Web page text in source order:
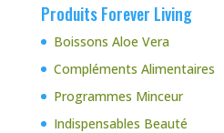
Produits Forever Living
Boissons Aloe Vera
Compléments Alimentaires
Programmes Minceur
Indispensables Beauté